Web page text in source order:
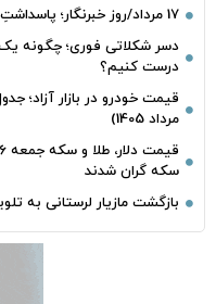
17 مرداد/روز خبرنگار؛ پاسداشتِ حقیقت در عصرِ تردید
دسر شکلاتی فوری؛ چگونه یک
درست کنیم؟
مرداد 1405)
سکه گران شدند
بازگشت مازیار لرستانی به